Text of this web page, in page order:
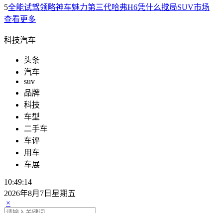
5全能试驾领略神车魅力第三代哈弗H6凭什么搅局SUV市场
查看更多
科技汽车
头条
汽车
suv
品牌
科技
车型
二手车
车评
用车
车展
10:49:14
2026年8月7日星期五
×